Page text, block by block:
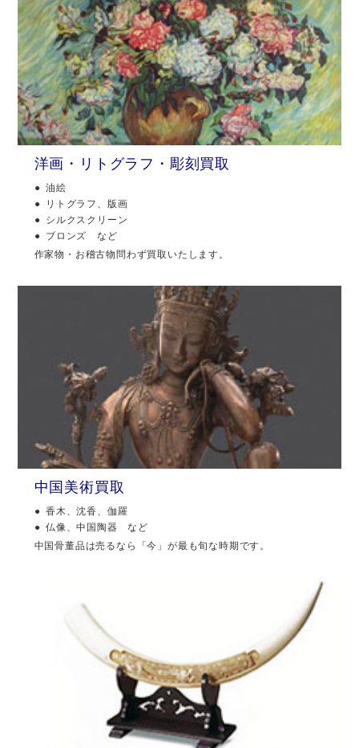
洋画・リトグラフ・彫刻買取
油絵
リトグラフ、版画
シルクスクリーン
ブロンズ など
作家物・お稽古物問わず買取いたします。
中国美術買取
香木、沈香、伽羅
仏像、中国陶器 など
中国骨董品は売るなら「今」が最も旬な時期です。